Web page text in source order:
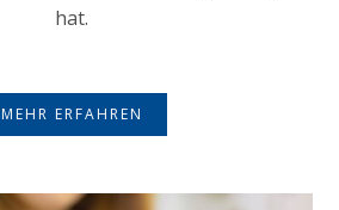
hat.
MEHR ERFAHREN